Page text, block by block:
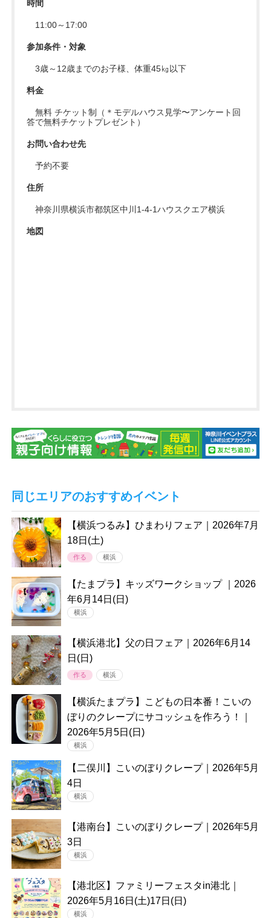
時間
11:00～17:00
参加条件・対象
3歳～12歳までのお子様、体重45㎏以下
料金
無料 チケット制（＊モデルハウス見学〜アンケート回
答で無料チケットプレゼント）
お問い合わせ先
予約不要
住所
神奈川県横浜市都筑区中川1-4-1ハウスクエア横浜
地図
同じエリアのおすすめイベント
【横浜つるみ】ひまわりフェア｜2026年7月
18日(土)
作る 横浜
【たまプラ】キッズワークショップ ｜2026
年6月14日(日)
横浜
【横浜港北】父の日フェア｜2026年6月14
日(日)
作る 横浜
【横浜たまプラ】こどもの日本番！こいの
ぼりのクレープにサコッシュを作ろう！｜
2026年5月5日(日)
横浜
【二俣川】こいのぼりクレープ｜2026年5月
4日
横浜
【港南台】こいのぼりクレープ｜2026年5月
3日
横浜
【港北区】ファミリーフェスタin港北｜
2026年5月16日(土)17日(日)
横浜